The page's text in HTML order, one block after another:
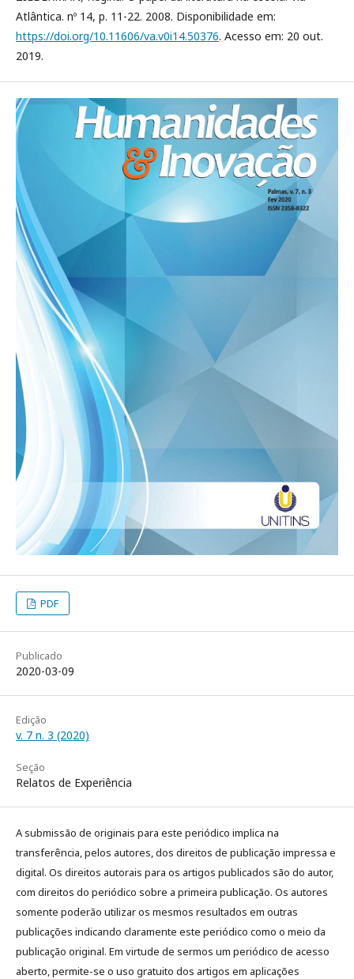
Atlântica. nº 14, p. 11-22. 2008. Disponibilidade em:
https://doi.org/10.11606/va.v0i14.50376. Acesso em: 20 out.
2019.
PDF
Publicado
2020-03-09
Edição
v. 7 n. 3 (2020)
Seção
Relatos de Experiência
A submissão de originais para este periódico implica na
transferência, pelos autores, dos direitos de publicação impressa e
digital. Os direitos autorais para os artigos publicados são do autor,
com direitos do periódico sobre a primeira publicação. Os autores
somente poderão utilizar os mesmos resultados em outras
publicações indicando claramente este periódico como o meio da
publicação original. Em virtude de sermos um periódico de acesso
aberto, permite-se o uso gratuito dos artigos em aplicações